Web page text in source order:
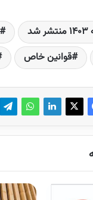
قوانین خاص